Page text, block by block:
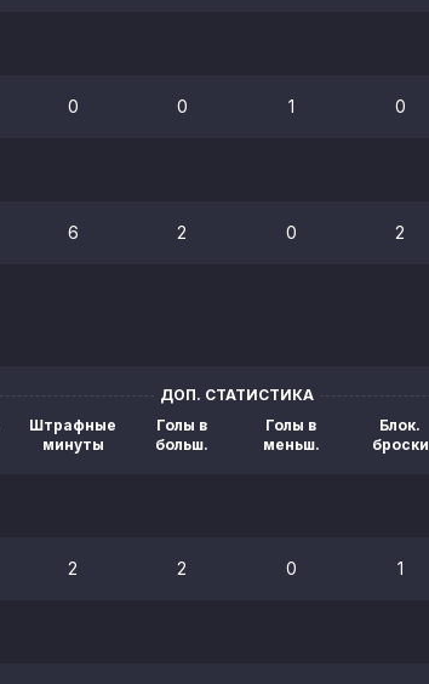
0 0 1 0
6 2 0 2
ДОП. СТАТИСТИКА
Штрафные
минуты
Голы в
больш.
Голы в
меньш.
Блок.
броски
2 2 0 1